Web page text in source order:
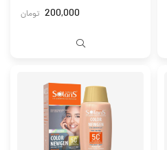
200,000 تومان